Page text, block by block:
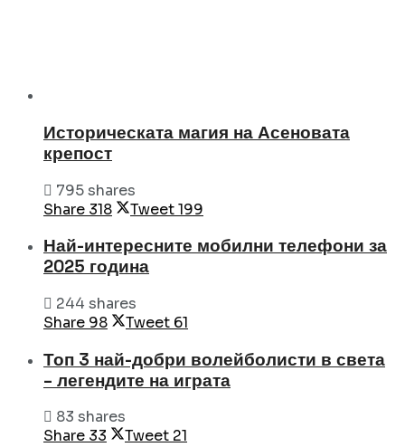
Историческата магия на Асеновата
крепост
795 shares
Share 318 Tweet199
Най-интересните мобилни телефони за
2025 година
244 shares
Share 98 Tweet 61
Топ 3 най-добри волейболисти в света
– легендите на играта
83 shares
Share 33 Tweet 21